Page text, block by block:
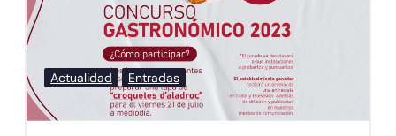
Actualidad Entradas